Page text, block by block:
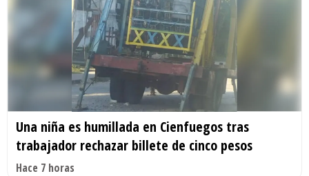
Una niña es humillada en Cienfuegos tras
trabajador rechazar billete de cinco pesos
Hace 7 horas